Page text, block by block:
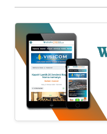
NASIONAL
DAERAH
POLHUKAM
KRIMINAL